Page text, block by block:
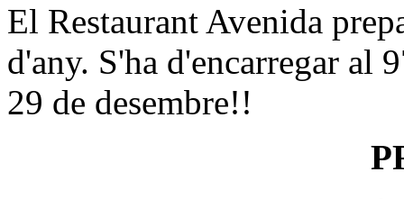
El Restaurant Avenida
d'any. S'ha d'encarregar al
29 de desembre!!